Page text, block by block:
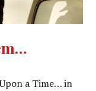
a Time… in